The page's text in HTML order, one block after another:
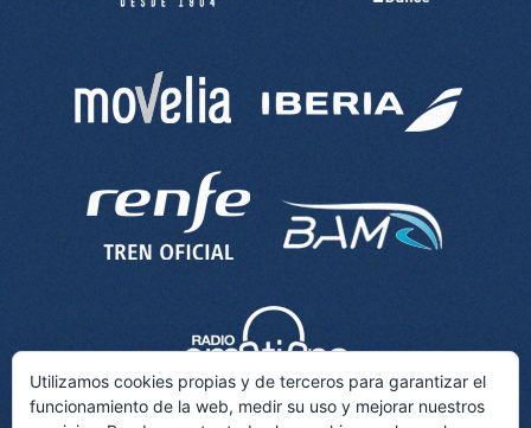
Utilizamos cookies propias y de terceros para garantizar el
funcionamiento de la web, medir su uso y mejorar nuestros